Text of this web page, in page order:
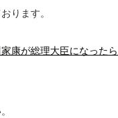
ります。
康が総理大臣になった